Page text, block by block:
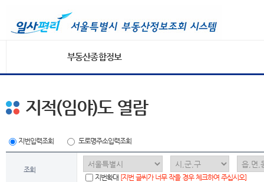
부동산종합정보
지적(임야)도 열람
지번입력조회 도로명주소입력조회
조회
지번확대 [지번 글씨가 너무 작을 경우 체크하여 주십시오]